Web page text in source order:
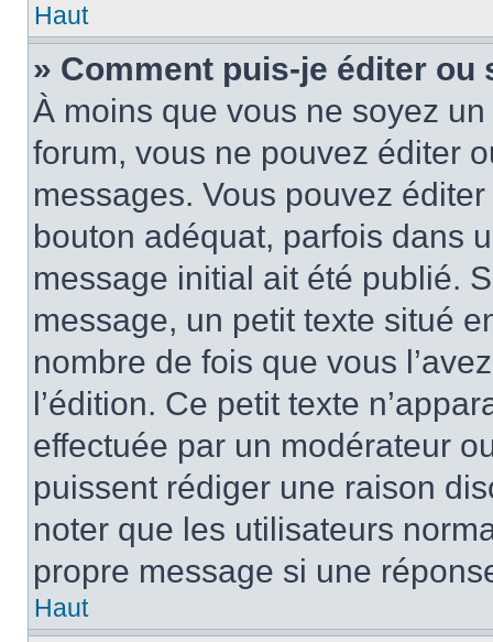
Haut
» Comment puis-je éditer
À moins que vous ne soyez
forum, vous ne pouvez éditer
messages. Vous pouvez
bouton adéquat, parfois dans
message initial ait été publié.
message, un petit texte situé
nombre de fois que vous
l’édition. Ce petit texte
effectuée par un modérateur
puissent rédiger une raison
noter que les utilisateurs
propre message si une
Haut